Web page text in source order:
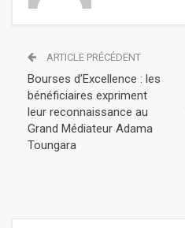
ARTICLE PRÉCÉDENT
Bourses d’Excellence : les
bénéficiaires expriment
leur reconnaissance au
Grand Médiateur Adama
Toungara